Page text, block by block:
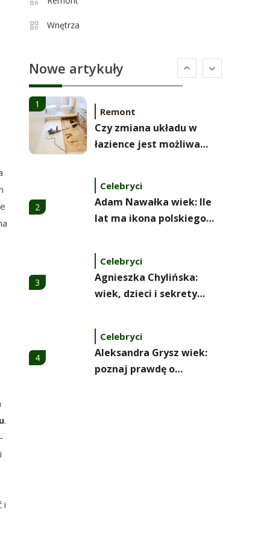
.
i
Wnętrza
Nowe artykułyprawda o naturalnej
urodzie
1
Remont
Czy zmiana układu w
łazience jest możliwa
2
Celebryci
Adam Nawałka wiek: Ile
lat ma ikona polskiego
3
Celebryci
Agnieszka Chylińska:
wiek, dzieci i sekrety
4
Celebryci
Aleksandra Grysz wiek:
poznaj prawdę o